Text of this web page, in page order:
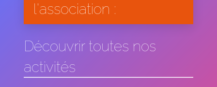
l'association :
Découvrir toutes nos
activités